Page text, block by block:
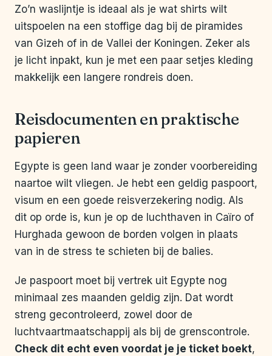
Zo’n waslijntje is ideaal als je wat shirts wilt
uitspoelen na een stoffige dag bij de piramides
van Gizeh of in de Vallei der Koningen. Zeker als
je licht inpakt, kun je met een paar setjes kleding
makkelijk een langere rondreis doen.
Reisdocumenten en praktische
papieren
Egypte is geen land waar je zonder voorbereiding
naartoe wilt vliegen. Je hebt een geldig paspoort,
visum en een goede reisverzekering nodig. Als
dit op orde is, kun je op de luchthaven in Caïro of
Hurghada gewoon de borden volgen in plaats
van in de stress te schieten bij de balies.
Je paspoort moet bij vertrek uit Egypte nog
minimaal zes maanden geldig zijn. Dat wordt
streng gecontroleerd, zowel door de
luchtvaartmaatschappij als bij de grenscontrole.
Check dit echt even voordat je je ticket boekt,